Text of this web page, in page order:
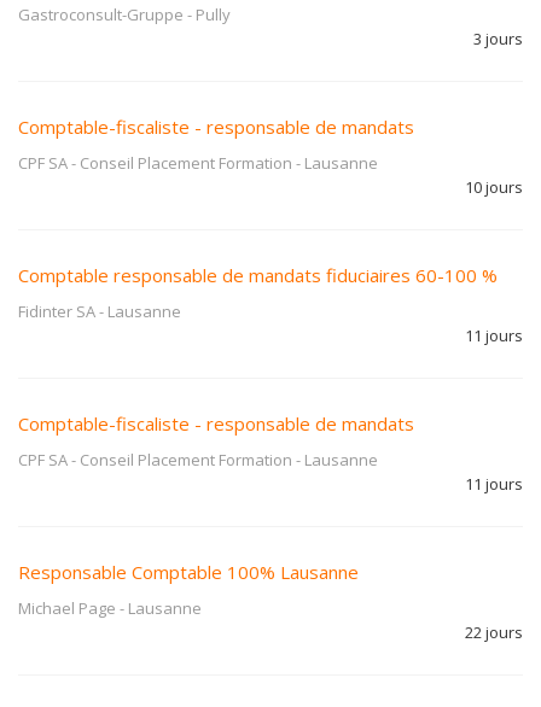
Gastroconsult-Gruppe - Pully
3 jours
Comptable-fiscaliste - responsable de mandats
CPF SA - Conseil Placement Formation - Lausanne
10 jours
Comptable responsable de mandats fiduciaires 60-100 %
Fidinter SA- Lausanne
11 jours
Comptable-fiscaliste - responsable de mandats
CPF SA - Conseil Placement Formation - Lausanne
11 jours
Responsable Comptable 100% Lausanne
Michael Page - Lausanne
22 jours